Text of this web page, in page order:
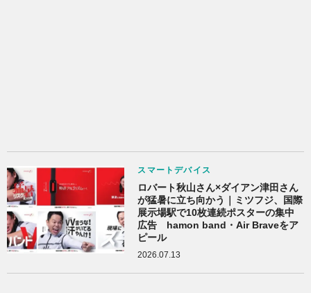
スマートデバイス
ロバート秋山さん×ダイアン津田さん
が猛暑に立ち向かう｜ミツフジ、国際
展示場駅で10枚連続ポスターの集中
広告 hamon band・Air Braveをア
ピール
2026.07.13